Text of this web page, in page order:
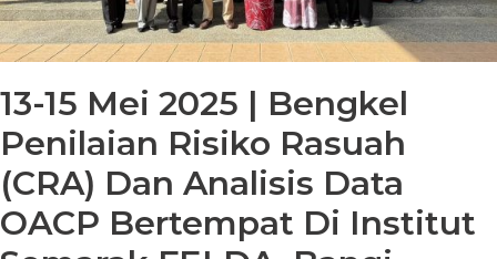
13-15 Mei 2025 | Bengkel
Penilaian Risiko Rasuah
(CRA) Dan Analisis Data
OACP Bertempat Di Institut